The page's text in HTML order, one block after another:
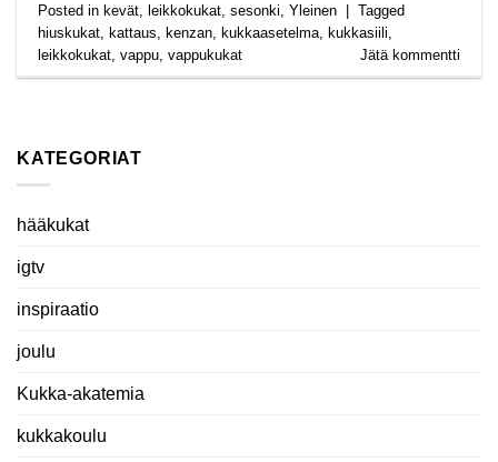
KATEGORIAT
hääkukat
igtv
inspiraatio
joulu
Kukka-akatemia
kukkakoulu
Posted in kevät leikkokukat ,sesonki ,Yleinen
Tagged
hiuskukat
kattaus kenzan kukkaasetelma kukkasiili
leikkokukat ,vappu ,vappukukat Jätä kommentti